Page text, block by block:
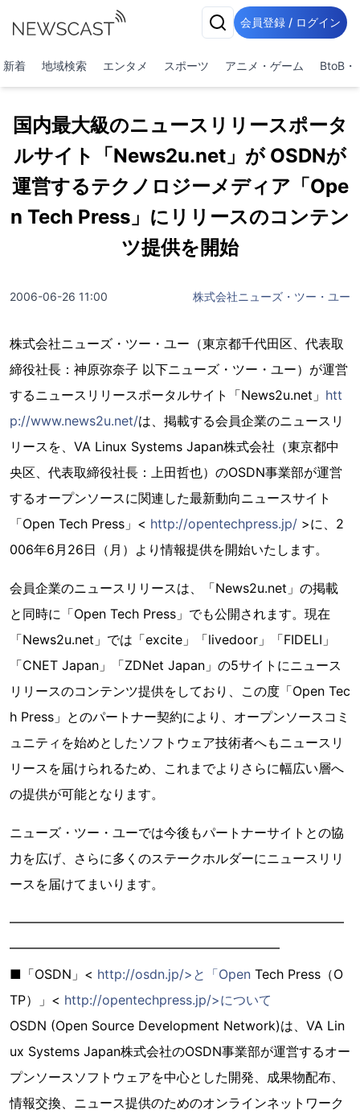
会員登録 / ログイン
新着 地域検索 エンタメ スポーツ アニメ・ゲーム BtoB・
国内最大級のニュースリリースポータ
ルサイト「News2u.net」が OSDNが
運営するテクノロジーメディア「Ope
n Tech Press」にリリースのコンテン
ツ提供を開始
2006-06-26 11:00 株式会社ニューズ・ツー・ユー
株式会社ニューズ・ツー・ユー（東京都千代田区、代表取
締役社長：神原弥奈子 以下ニューズ・ツー・ユー）が運営
するニュースリリースポータルサイト「News2u.net」 htt
p://www.news2u.net/は、掲載する会員企業のニュースリ
リースを、VA Linux Systems Japan株式会社（東京都中
央区、代表取締役社長：上田哲也）のOSDN事業部が運営
するオープンソースに関連した最新動向ニュースサイト
「Open Tech Press」< http://opentechpress.jp/ >に、2
006年6月26日（月）より情報提供を開始いたします。
会員企業のニュースリリースは、「News2u.net」の掲載
と同時に「Open Tech Press」でも公開されます。現在
「News2u.net」では「excite」「livedoor」「FIDELI」
「CNET Japan」「ZDNet Japan」の5サイトにニュース
リリースのコンテンツ提供をしており、この度「Open Tec
h Press」とのパートナー契約により、オープンソースコミ
ュニティを始めとしたソフトウェア技術者へもニュースリ
リースを届けられるため、これまでよりさらに幅広い層へ
の提供が可能となります。
ニューズ・ツー・ユーでは今後もパートナーサイトとの協
力を広げ、さらに多くのステークホルダーにニュースリリ
ースを届けてまいります。
━━━━━━━━━━━━━━━━━━━━━━━━━━
━━━━━━━━━━━━━━━━━━━━━
■「OSDN」< http://osdn.jp/>と「Open Tech Press（O
TP）」< http://opentechpress.jp/>について
OSDN (Open Source Development Network)は、VA Lin
ux Systems Japan株式会社のOSDN事業部が運営するオー
プンソースソフトウェアを中心とした開発、成果物配布、
情報交換、ニュース提供のためのオンラインネットワーク